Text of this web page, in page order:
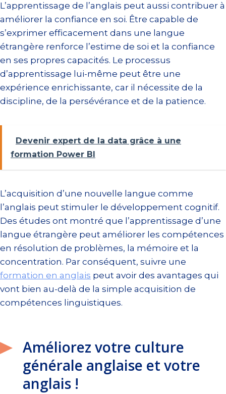
L’apprentissage de l’anglais peut aussi contribuer à
améliorer la confiance en soi. Être capable de
s’exprimer efficacement dans une langue
étrangère renforce l’estime de soi et la confiance
en ses propres capacités. Le processus
d’apprentissage lui-même peut être une
expérience enrichissante, car il nécessite de la
discipline, de la persévérance et de la patience.
Devenir expert de la data grâce à une
formation Power BI
L’acquisition d’une nouvelle langue comme
l’anglais peut stimuler le développement cognitif.
Des études ont montré que l’apprentissage d’une
langue étrangère peut améliorer les compétences
en résolution de problèmes, la mémoire et la
concentration. Par conséquent, suivre une
formation en anglais peut avoir des avantages qui
vont bien au-delà de la simple acquisition de
compétences linguistiques.
Améliorez votre culture
générale anglaise et votre
anglais !